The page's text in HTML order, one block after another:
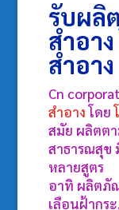
รับผลิ
สำอาง
สำอาง
Cn
สำอางโดย
สมัย ผลิตตา
สาธารณสุข
หลายสูตร
อาทิ ผลิตภั
เลือนฝ้ากร